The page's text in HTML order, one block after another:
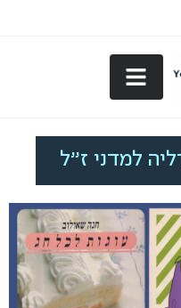
למדני ז"ל